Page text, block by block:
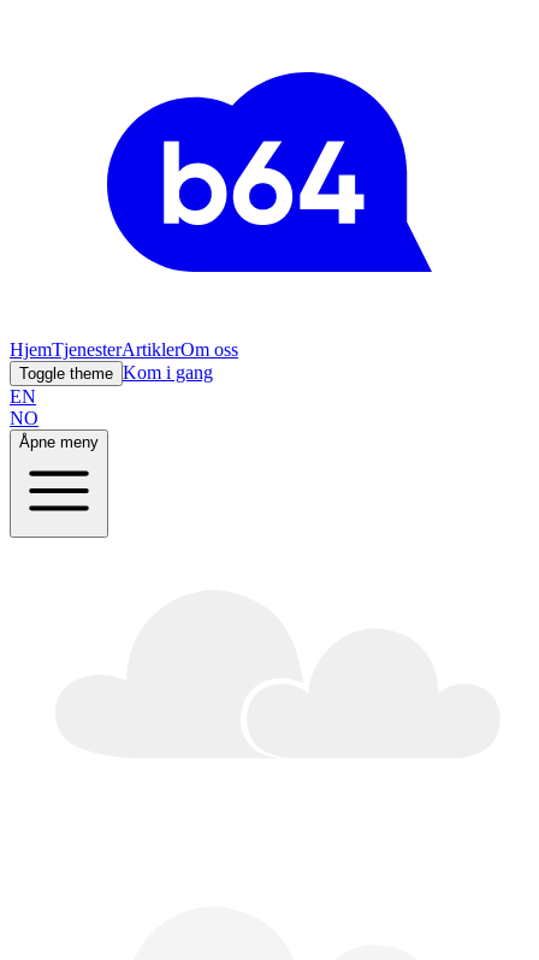
HjemTjenesterArtiklerOm oss
Toggle theme Kom i gang
EN
NO
Åpne meny